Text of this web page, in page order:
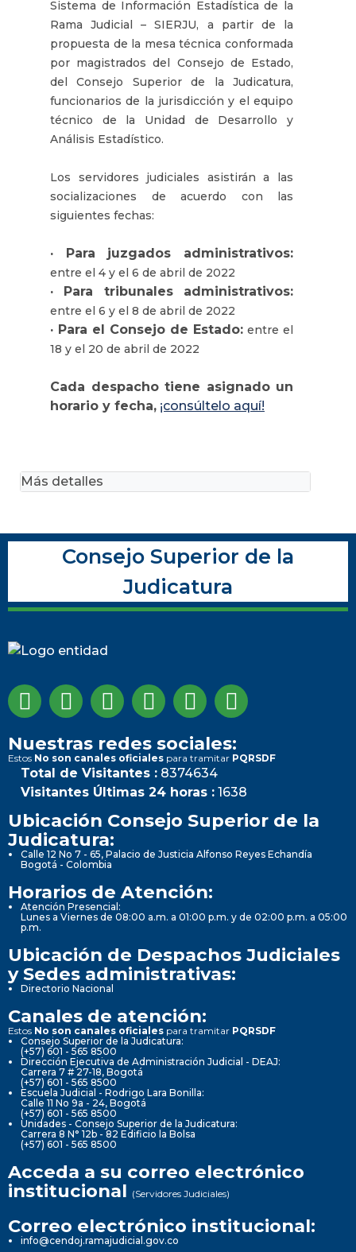
Sistema de Información Estadística de la
Rama Judicial – SIERJU, a partir de la
propuesta de la mesa técnica conformada
por magistrados del Consejo de Estado,
del Consejo Superior de la Judicatura,
funcionarios de la jurisdicción y el equipo
técnico de la Unidad de Desarrollo y
Análisis Estadístico.
Los servidores judiciales asistirán a las
socializaciones de acuerdo con las
siguientes fechas:
· Para juzgados administrativos:
entre el 4 y el 6 de abril de 2022
· Para tribunales administrativos:
entre el 6 y el 8 de abril de 2022
· Para el Consejo de Estado: entre el
18 y el 20 de abril de 2022
Cada despacho tiene asignado un
horario y fecha, ¡consúltelo aquí!
Más detalles
Consejo Superior de la
Judicatura
Nuestras redes sociales:
Estos No son canales oficiales para tramitar PQRSDF
Total de Visitantes : 8374634
Visitantes Últimas 24 horas : 1638
Ubicación Consejo Superior de la
Judicatura:
Calle 12 No 7 - 65, Palacio de Justicia Alfonso Reyes Echandía
Bogotá - Colombia
Horarios de Atención:
Atención Presencial:
Lunes a Viernes de 08:00 a.m. a 01:00 p.m. y de 02:00 p.m. a 05:00
p.m.
Ubicación de Despachos Judiciales
y Sedes administrativas:
Directorio Nacional
Canales de atención:
Estos No son canales oficiales para tramitar PQRSDF
Consejo Superior de la Judicatura:
(+57) 601 - 565 8500
Dirección Ejecutiva de Administración Judicial - DEAJ:
Carrera 7 # 27-18, Bogotá
(+57) 601 - 565 8500
Escuela Judicial - Rodrigo Lara Bonilla:
Calle 11 No 9a - 24, Bogotá
(+57) 601 - 565 8500
Unidades - Consejo Superior de la Judicatura:
Carrera 8 N° 12b - 82 Edificio la Bolsa
(+57) 601 - 565 8500
Acceda a su correo electrónico
institucional (Servidores Judiciales)
Correo electrónico institucional:
info@cendoj.ramajudicial.gov.co